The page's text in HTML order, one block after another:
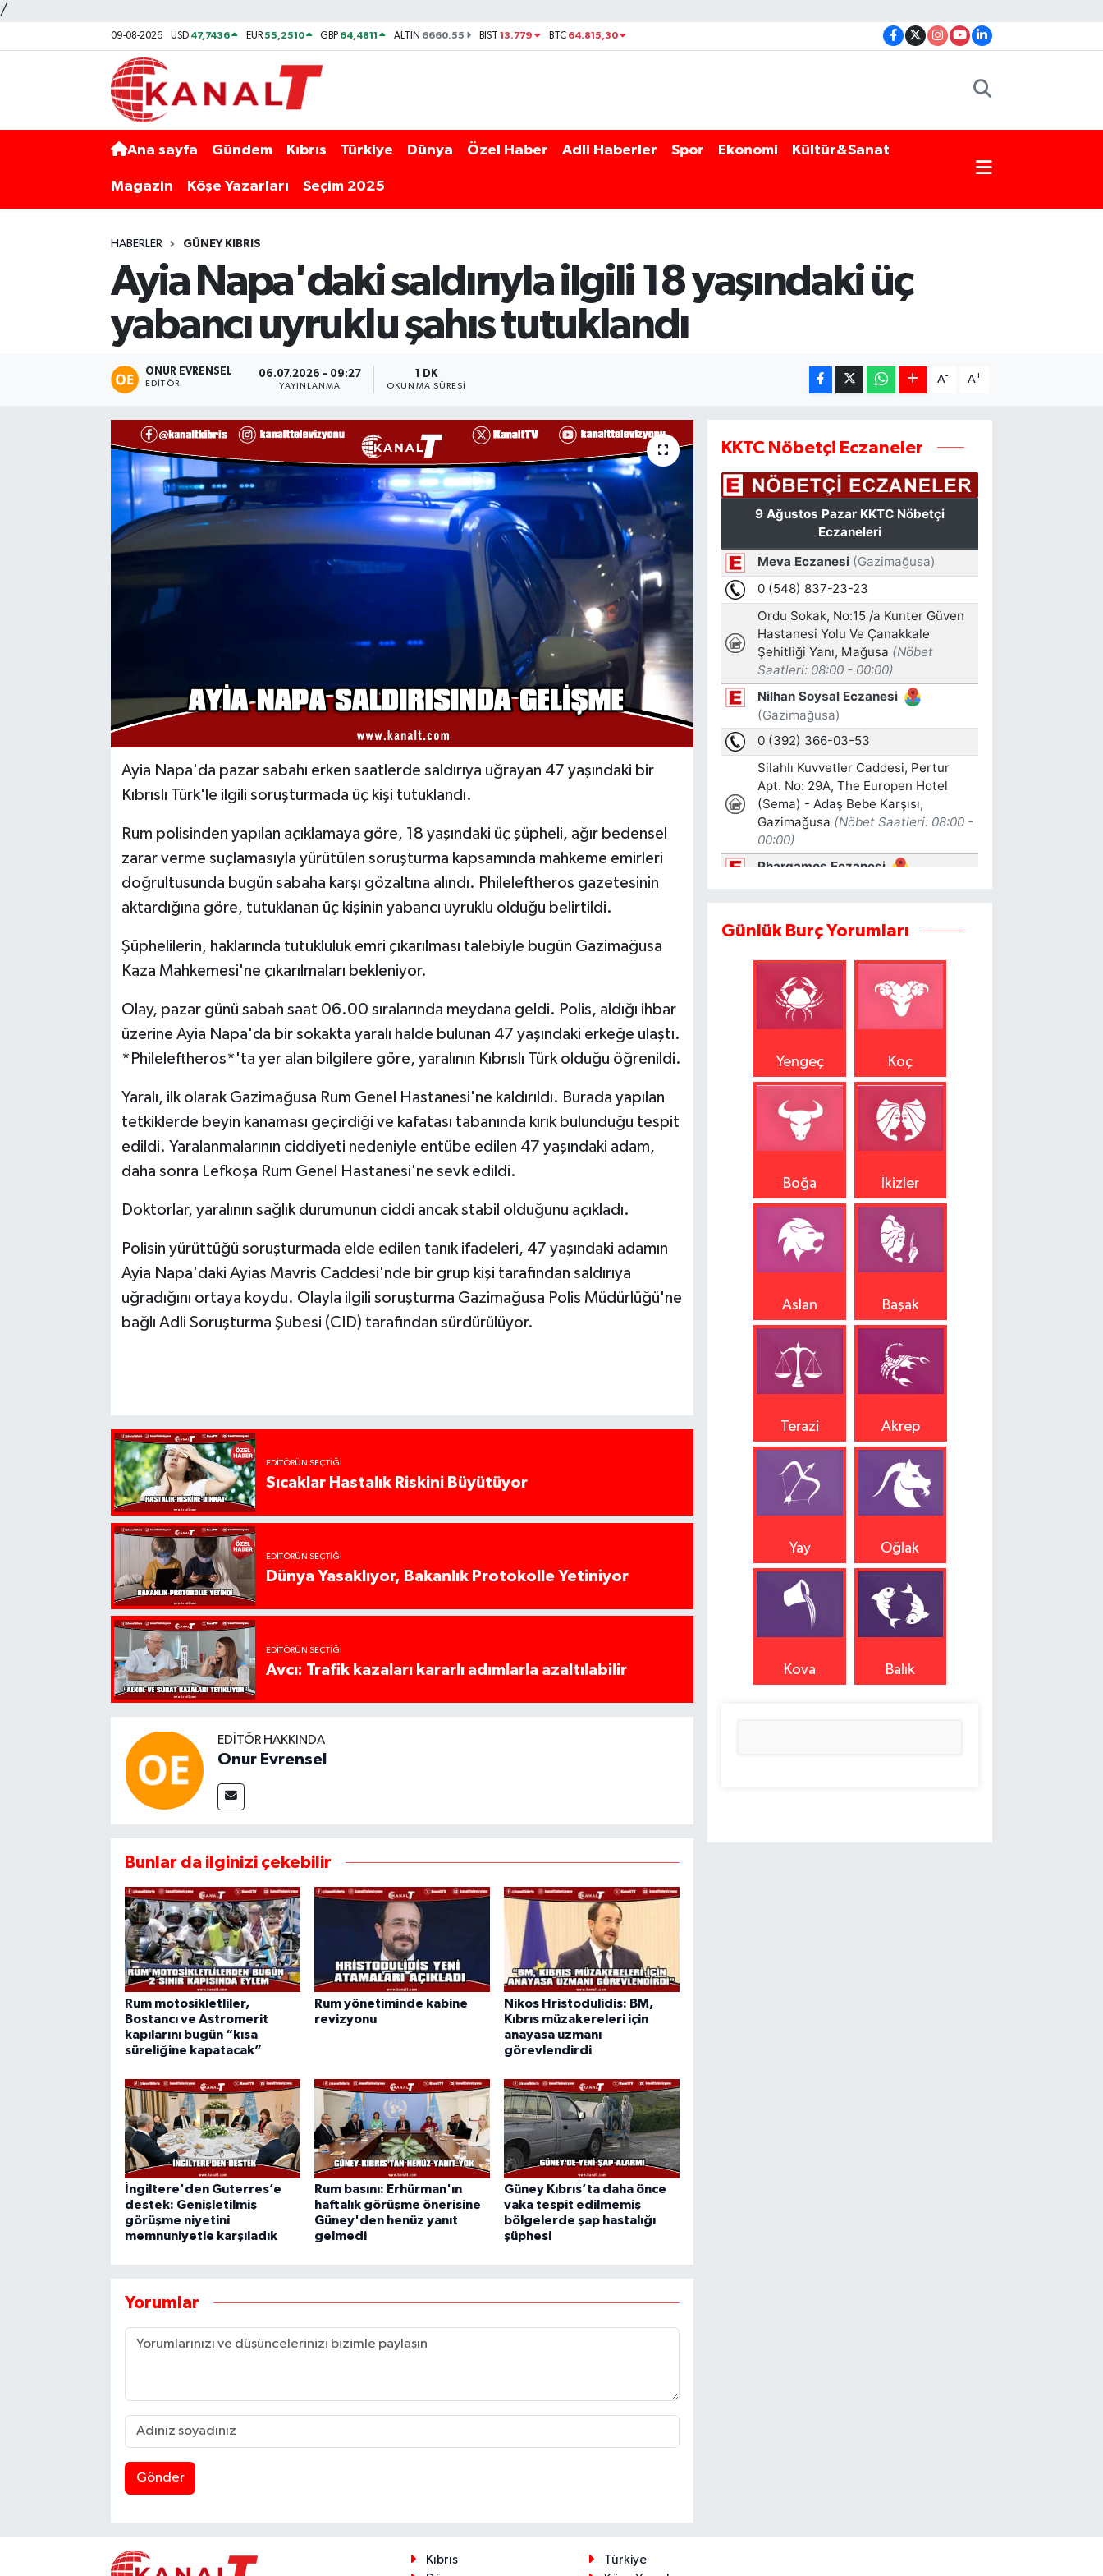
/
09-08-2026 USD 47,7436 EUR55,2510 GBP 64,4811 ALTIN 6660.55 BİST13.779 BTC 64.815,30
Ana sayfa Gündem Kıbrıs Türkiye Dünya Özel Haber Adli Haberler Spor Ekonomi Kültür&Sanat
Magazin Köşe Yazarları Seçim 2025
HABERLER GÜNEY KIBRIS
Ayia Napa'daki saldırıyla ilgili 18 yaşındaki üç
yabancı uyruklu şahıs tutuklandı
ONUR EVRENSEL
EDITÖR
06.07.2026 - 09:27
YAYINLANMA
1 DK
OKUNMA SÜRESI
A- A+
Ayia Napa'da pazar sabahı erken saatlerde saldırıya uğrayan 47 yaşındaki bir
Kıbrıslı Türk'le ilgili soruşturmada üç kişi tutuklandı.
Rum polisinden yapılan açıklamaya göre, 18 yaşındaki üç şüpheli, ağır bedensel
zarar verme suçlamasıyla yürütülen soruşturma kapsamında mahkeme emirleri
doğrultusunda bugün sabaha karşı gözaltına alındı. Phileleftheros gazetesinin
aktardığına göre, tutuklanan üç kişinin yabancı uyruklu olduğu belirtildi.
Şüphelilerin, haklarında tutukluluk emri çıkarılması talebiyle bugün Gazimağusa
Kaza Mahkemesi'ne çıkarılmaları bekleniyor.
Olay, pazar günü sabah saat 06.00 sıralarında meydana geldi. Polis, aldığı ihbar
üzerine Ayia Napa'da bir sokakta yaralı halde bulunan 47 yaşındaki erkeğe ulaştı.
*Phileleftheros*'ta yer alan bilgilere göre, yaralının Kıbrıslı Türk olduğu öğrenildi.
Yaralı, ilk olarak Gazimağusa Rum Genel Hastanesi'ne kaldırıldı. Burada yapılan
tetkiklerde beyin kanaması geçirdiği ve kafatası tabanında kırık bulunduğu tespit
edildi. Yaralanmalarının ciddiyeti nedeniyle entübe edilen 47 yaşındaki adam,
daha sonra Lefkoşa Rum Genel Hastanesi'ne sevk edildi.
Doktorlar, yaralının sağlık durumunun ciddi ancak stabil olduğunu açıkladı.
Polisin yürüttüğü soruşturmada elde edilen tanık ifadeleri, 47 yaşındaki adamın
Ayia Napa'daki Ayias Mavris Caddesi'nde bir grup kişi tarafından saldırıya
uğradığını ortaya koydu. Olayla ilgili soruşturma Gazimağusa Polis Müdürlüğü'ne
bağlı Adli Soruşturma Şubesi (CID) tarafından sürdürülüyor.
EDITÖRÜN SEÇTIĞI
Sıcaklar Hastalık Riskini Büyütüyor
EDITÖRÜN SEÇTIĞI
Dünya Yasaklıyor, Bakanlık Protokolle Yetiniyor
EDITÖRÜN SEÇTIĞI
Avcı: Trafik kazaları kararlı adımlarla azaltılabilir
EDITÖR HAKKINDA
Onur Evrensel
Bunlar da ilginizi çekebilir
Rum motosikletliler,
Bostancı ve Astromerit
kapılarını bugün “kısa
süreliğine kapatacak”
Rum yönetiminde kabine
revizyonu
Nikos Hristodulidis: BM,
Kıbrıs müzakereleri için
anayasa uzmanı
görevlendirdi
İngiltere'den Guterres’e
destek: Genişletilmiş
görüşme niyetini
memnuniyetle karşıladık
Rum basını: Erhürman'ın
haftalık görüşme önerisine
Güney'den henüz yanıt
gelmedi
Güney Kıbrıs’ta daha önce
vaka tespit edilmemiş
bölgelerde şap hastalığı
şüphesi
Yorumlar
Gönder
KKTC Nöbetçi Eczaneler
Günlük Burç Yorumları
Yengeç Koç
Boğa İkizler
Aslan Başak
Terazi Akrep
Yay Oğlak
Kova Balık
Kıbrıs
Türkiye